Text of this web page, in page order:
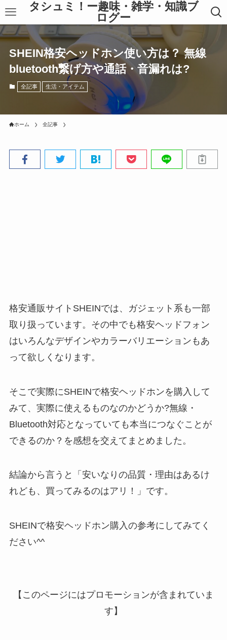
タシュミ！ー趣味・雑学・知識ブ
ログー
SHEIN格安ヘッドホン使い方は？ 無線
bluetooth繋げ方や通話・音漏れは?
全記事 生活・アイテム
ホーム 全記事
格安通販サイトSHEINでは、ガジェット系も一部
取り扱っています。その中でも格安ヘッドフォン
はいろんなデザインやカラーバリエーションもあ
って欲しくなります。
そこで実際にSHEINで格安ヘッドホンを購入して
みて、実際に使えるものなのかどうか?無線・
Bluetooth対応となっていても本当につなぐことが
できるのか？を感想を交えてまとめました。
結論から言うと「安いなりの品質・理由はあるけ
れども、買ってみるのはアリ！」です。
SHEINで格安ヘッドホン購入の参考にしてみてく
ださい^^
【このページにはプロモーションが含まれていま
す】